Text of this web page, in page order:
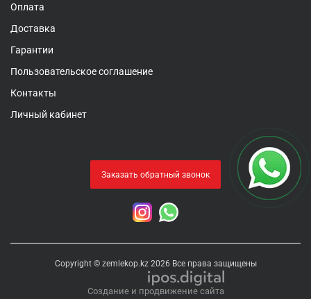
Оплата
Доставка
Гарантии
Пользовательское соглашение
Контакты
Личный кабинет
Заказать обратный звонок
Copyright © zemlekop.kz 2026 Все права защищены
Создание и продвижение сайта